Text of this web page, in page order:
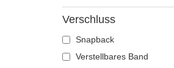
Verschluss
Snapback
Verstellbares Band